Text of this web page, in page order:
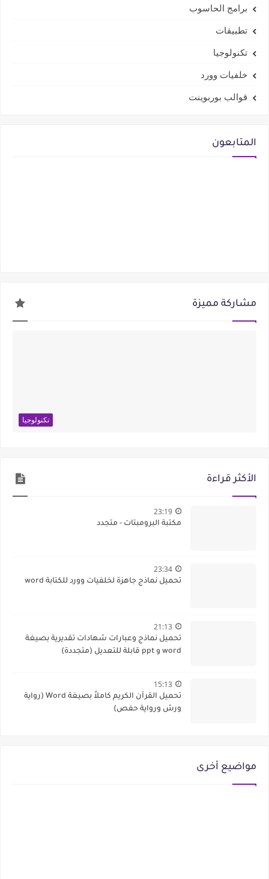
برامج الحاسوب
تطبيقات
تكنولوجيا
خلفيات وورد
قوالب بوربوينت
المتابعون
مشاركة مميزة
تكنولوجيا
الأكثر قراءة
23:19
مكتبة البرومبتات - متجدد
23:34
تحميل نماذج جاهزة لخلفيات وورد للكتابة word
21:13
تحميل نماذج وعبارات شهادات تقديرية بصيغة
word و ppt قابلة للتعديل (متجددة)
15:13
تحميل القرآن الكريم كاملاً بصيغة Word (رواية
ورش ورواية حفص)
مواضيع أخرى